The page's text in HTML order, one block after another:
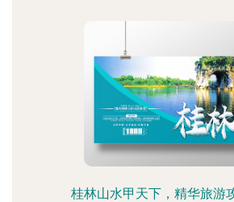
桂林山水甲天下，精华旅游